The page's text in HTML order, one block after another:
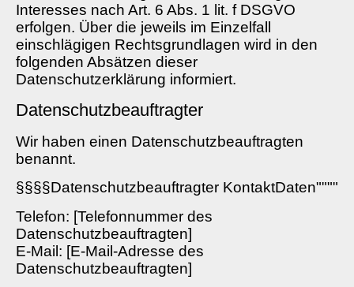
Interesses nach Art. 6 Abs. 1 lit. f DSGVO
erfolgen. Über die jeweils im Einzelfall
einschlägigen Rechtsgrundlagen wird in den
folgenden Absätzen dieser
Datenschutzerklärung informiert.
Datenschutz­beauftragter
Wir haben einen Datenschutzbeauftragten
benannt.
§§§§Datenschutzbeauftragter KontaktDaten""""
Telefon: [Telefonnummer des
Datenschutzbeauftragten]
E-Mail: [E-Mail-Adresse des
Datenschutzbeauftragten]